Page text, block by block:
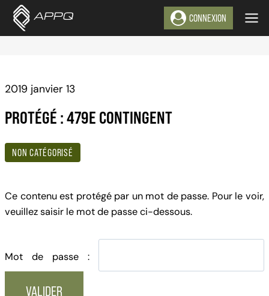
Aller
CONNEXION
NON CATÉGORISÉ
PROTÉGÉ : 479E CONTINGENT
2019 janvier 13
Ce contenu est protégé par un mot de passe. Pour le voir,
veuillez saisir le mot de passe ci-dessous.
Mot de passe :